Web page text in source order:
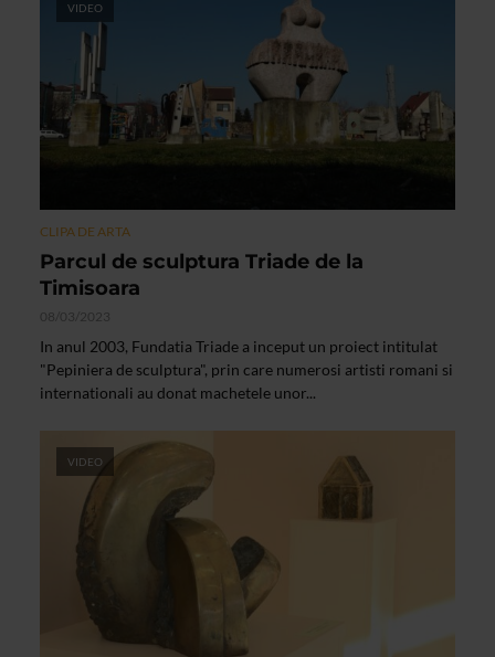
VIDEO
CLIPA DE ARTA
Parcul de sculptura Triade de la
Timisoara
08/03/2023
In anul 2003, Fundatia Triade a inceput un proiect intitulat
"Pepiniera de sculptura", prin care numerosi artisti romani si
internationali au donat machetele unor...
VIDEO